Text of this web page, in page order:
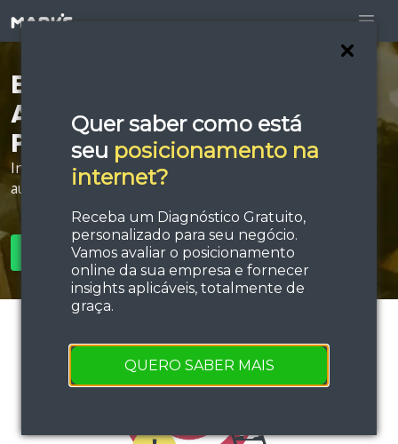
Quer saber como está
seu posicionamento na
internet?
Receba um Diagnóstico Gratuito,
personalizado para seu negócio.
Vamos avaliar o posicionamento
online da sua empresa e fornecer
insights aplicáveis, totalmente de
graça.
QUERO SABER MAIS
Está procurando por
Agência de Links
Patrocinados em Esteio?
Invista em estratégias de tráfego e performance e
aumente sua força de vendas!
SOLICITAR ORÇAMENTO